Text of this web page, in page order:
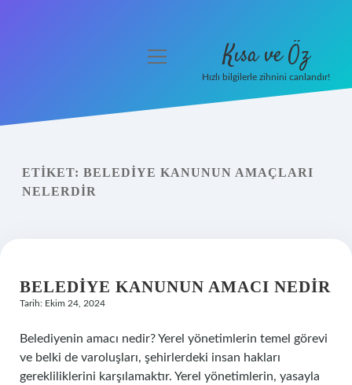
Yasal Uyarı
menüyü
Kısa ve Öz
Hızlı bilgilerle zihnini canlandır!
ETIKET: BELEDIYE KANUNUN AMAÇLARI
NELERDIR
BELEDIYE KANUNUN AMACI NEDIR
Tarih: Ekim 24, 2024
Belediyenin amacı nedir? Yerel yönetimlerin temel görevi
ve belki de varoluşları, şehirlerdeki insan hakları
gerekliliklerini karşılamaktır. Yerel yönetimlerin, yasayla